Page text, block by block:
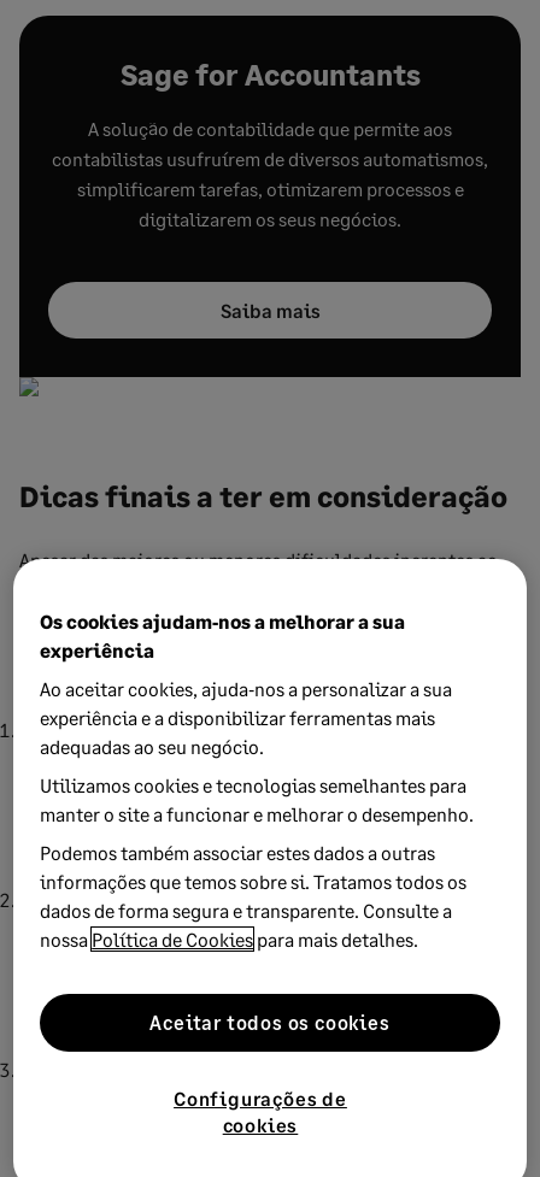
Sage for Accountants
A solução de contabilidade que permite aos
contabilistas usufruírem de diversos automatismos,
simplificarem tarefas, otimizarem processos e
digitalizarem os seus negócios.
Saiba mais
Dicas finais a ter em consideração
Apesar das maiores ou menores dificuldades inerentes ao
importante manter ocontrolo do fluxo de caixa dos seus
clientes, pelo que se seguem algumas recomendações
finais:
Opte por umsoftware de contabilidadeque permita a
ligação automática e direta aos bancos para extração
das transações, pois assim poupará tempo e reduzirá o
número de tarefas associadas ao processo de reconciliação
bancária das contas de cada um dos seus clientes.
Independentemente de as empresas dos seus clientes serem
de maior ou menor dimensão, opte por um software que
simplifique a vida dos seus colaboradores
rentabilize o seu negócio e torne o seu gabinete mais
eficiente.
fases do processo de reconciliaçãosão uma ótima
opção, sobretudo os que, para além da obtenção
Os cookies ajudam‑nos a melhorar a sua
experiência
Ao aceitar cookies, ajuda‑nos a personalizar a sua
experiência e a disponibilizar ferramentas mais
adequadas ao seu negócio.
Utilizamos cookies e tecnologias semelhantes para
manter o site a funcionar e melhorar o desempenho.
Podemos também associar estes dados a outras
informações que temos sobre si. Tratamos todos os
dados de forma segura e transparente. Consulte a
nossa Política de Cookies para mais detalhes.
Configurações de
cookies
Aceitar todos os cookies